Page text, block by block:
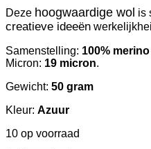
Deze hoogwaardige wol is
creatieve ideeën
Samenstelling: 100%
Micron: 19 micron.
Gewicht: 50 gram
Kleur: Azuur
10 op voorraad